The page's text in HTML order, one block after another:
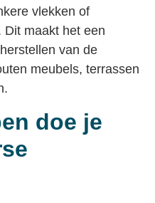
vlekken of
maakt het een
van de
meubels, terrassen
doe je